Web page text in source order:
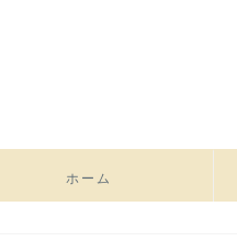
ホーム